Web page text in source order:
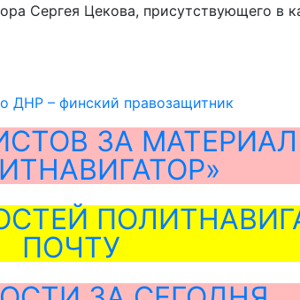
Сергея Цекова, присутствующего в
ДНР – финский правозащитник
ЗА
ПОЧТУ